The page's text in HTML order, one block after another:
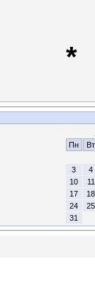
*
Пн
Вт
3
4
10
11
17
18
24
25
31